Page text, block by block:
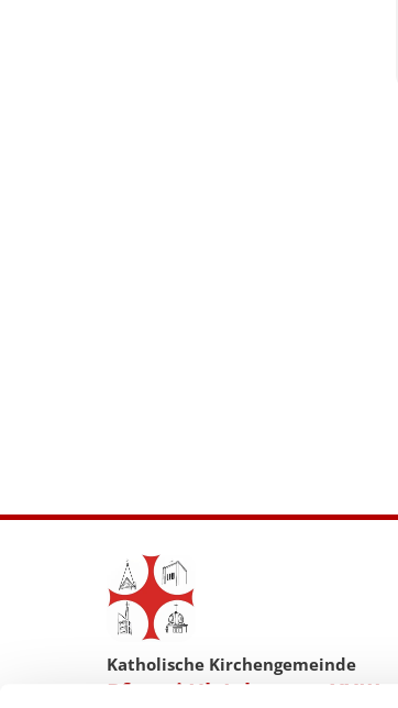
Katholische Kirchengemeinde
Pfarrei Hl. Johannes XXIII.